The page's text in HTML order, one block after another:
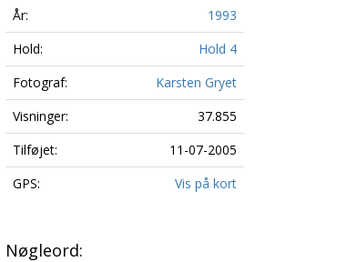
År:
1993
Hold:
Hold 4
Fotograf:
Karsten Gryet
Visninger:
37.855
Tilføjet:
11-07-2005
GPS:
Vis på kort
Nøgleord: